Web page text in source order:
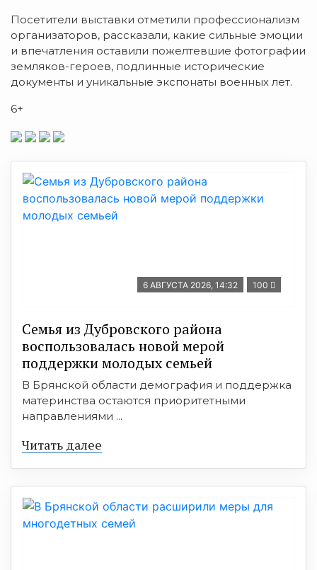
Посетители выставки отметили профессионализм
организаторов, рассказали, какие сильные эмоции
и впечатления оставили пожелтевшие фотографии
земляков-героев, подлинные исторические
документы и уникальные экспонаты военных лет.
6+
6 АВГУСТА 2026, 14:32 100
Семья из Дубровского района
воспользовалась новой мерой
поддержки молодых семьей
В Брянской области демография и поддержка
материнства остаются приоритетными
направлениями ...
Читать далее